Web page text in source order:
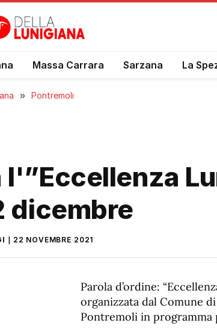
Massa Carrara Sarzana La
» Pontremoli
dicembre
22 NOVEMBRE 2021
Parola d’ordine:
organizzata dal Comune
Pontremoli in programma